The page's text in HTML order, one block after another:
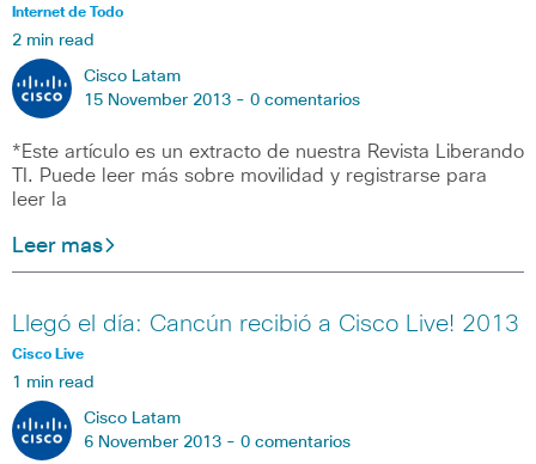
Internet de Todo
2 min read
Cisco Latam
15 November 2013 - 0 comentarios
*Este artículo es un extracto de nuestra Revista Liberando
TI. Puede leer más sobre movilidad y registrarse para
leer la
Leer mas
Llegó el día: Cancún recibió a Cisco Live! 2013
Cisco Live
1 min read
Cisco Latam
6 November 2013 - 0 comentarios